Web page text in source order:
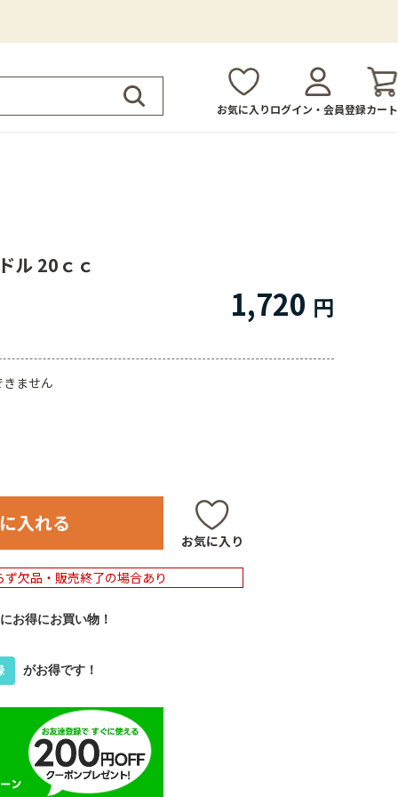
お気に入りログイン・会員登録カート
ル 20ｃｃ
1,720
ません
入れる
お気に入り
欠品・販売終了の場合あり
お得にお買い物！
がお得です！